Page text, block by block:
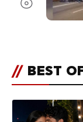
// BEST